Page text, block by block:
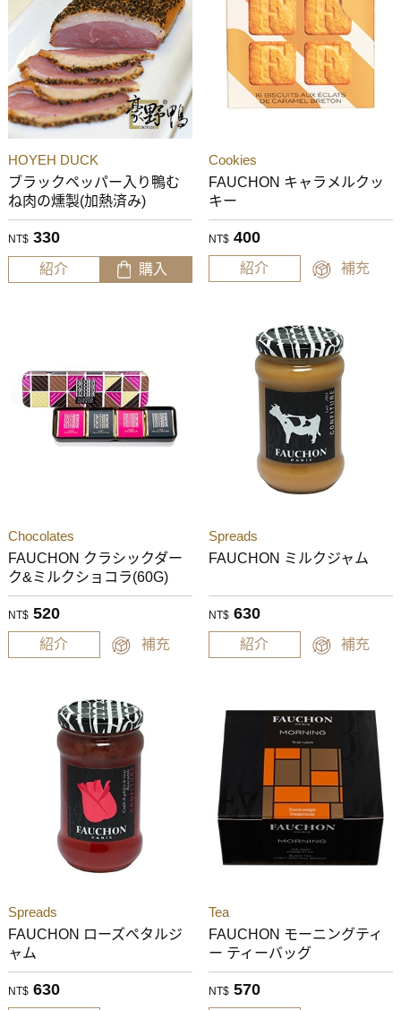
HOYEH DUCK
ブラックペッパー入り鴨む
ね肉の燻製(加熱済み)
NT$ 330
紹介 購入
Cookies
FAUCHON キャラメルクッ
キー
NT$ 400
紹介 補充
Chocolates
FAUCHON クラシックダー
ク&ミルクショコラ(60G)
NT$ 520
紹介 補充
Spreads
FAUCHON ミルクジャム
NT$ 630
紹介 補充
Spreads
FAUCHON ローズペタルジ
ャム
NT$ 630
Tea
FAUCHON モーニングティ
ー ティーバッグ
NT$ 570